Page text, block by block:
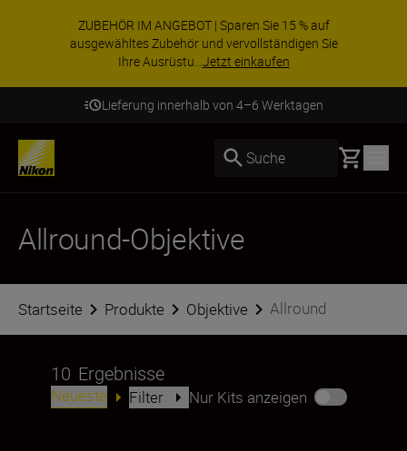
ZUBEHÖR IM ANGEBOT | Sparen Sie 15 % auf
ausgewähltes Zubehör und vervollständigen Sie
Ihre Ausrüstu...Jetzt einkaufen
Lieferung innerhalb von 4–6 Werktagen
Suche Basket
Allround-Objektive
Startseite Produkte Objektive Allround
10 Ergebnisse
Neueste Filter Nur Kits anzeigen